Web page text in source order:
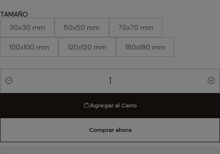
TAMAÑO
30x30 mm 50x50 mm 70x70 mm
100x100 mm 120x120 mm 180x180 mm
Cantidad
Agregar al Carro
Comprar ahora